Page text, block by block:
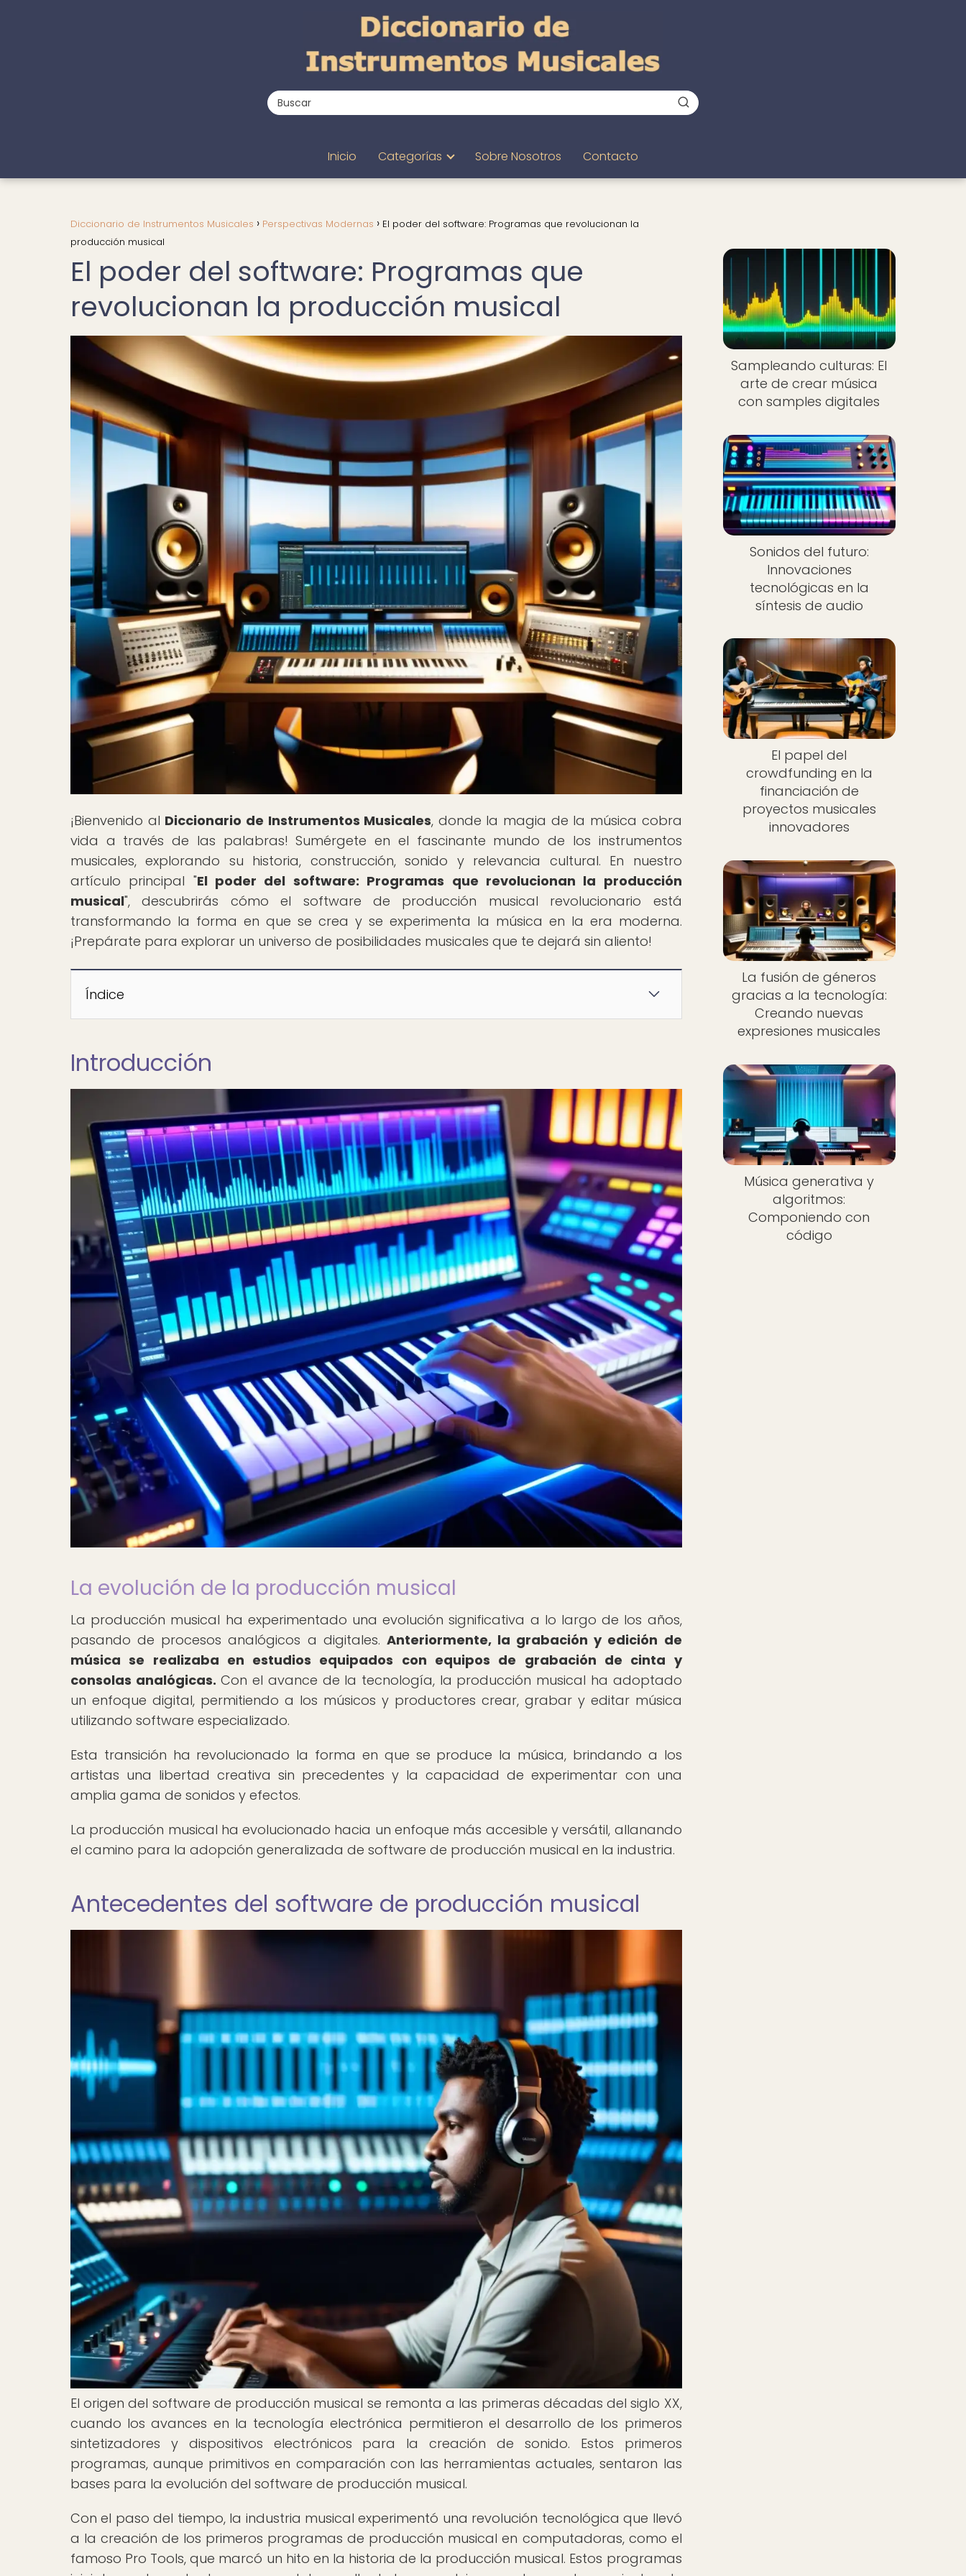
Inicio Categorías Sobre Nosotros Contacto
Diccionario de Instrumentos Musicales Perspectivas Modernas
El poder del software: Programas que revolucionan la
producción musical
El poder del software: Programas que
revolucionan la producción musical
¡Bienvenido al Diccionario de Instrumentos Musicales, donde la magia de la música cobra
vida a través de las palabras! Sumérgete en el fascinante mundo de los instrumentos
musicales, explorando su historia, construcción, sonido y relevancia cultural. En nuestro
artículo principal "El poder del software: Programas que revolucionan la producción
musical", descubrirás cómo el software de producción musical revolucionario está
transformando la forma en que se crea y se experimenta la música en la era moderna.
¡Prepárate para explorar un universo de posibilidades musicales que te dejará sin aliento!
Índice
Introducción
La evolución de la producción musical
La producción musical ha experimentado una evolución significativa a lo largo de los años,
pasando de procesos analógicos a digitales. Anteriormente, la grabación y edición de
música se realizaba en estudios equipados con equipos de grabación de cinta y
consolas analógicas. Con el avance de la tecnología, la producción musical ha adoptado
un enfoque digital, permitiendo a los músicos y productores crear, grabar y editar música
utilizando software especializado.
Esta transición ha revolucionado la forma en que se produce la música, brindando a los
artistas una libertad creativa sin precedentes y la capacidad de experimentar con una
amplia gama de sonidos y efectos.
La producción musical ha evolucionado hacia un enfoque más accesible y versátil, allanando
el camino para la adopción generalizada de software de producción musical en la industria.
Antecedentes del software de producción musical
El origen del software de producción musical se remonta a las primeras décadas del siglo XX,
cuando los avances en la tecnología electrónica permitieron el desarrollo de los primeros
sintetizadores y dispositivos electrónicos para la creación de sonido. Estos primeros
programas, aunque primitivos en comparación con las herramientas actuales, sentaron las
bases para la evolución del software de producción musical.
Con el paso del tiempo, la industria musical experimentó una revolución tecnológica que llevó
a la creación de los primeros programas de producción musical en computadoras, como el
famoso Pro Tools, que marcó un hito en la historia de la producción musical. Estos programas
Sampleando culturas: El
arte de crear música
con samples digitales
Sonidos del futuro:
Innovaciones
tecnológicas en la
síntesis de audio
El papel del
crowdfunding en la
financiación de
proyectos musicales
innovadores
La fusión de géneros
gracias a la tecnología:
Creando nuevas
expresiones musicales
Música generativa y
algoritmos:
Componiendo con
código